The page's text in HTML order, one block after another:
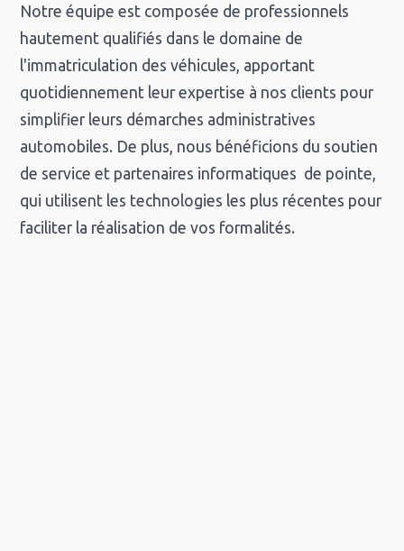
Notre équipe est composée de professionnels
hautement qualifiés dans le domaine de
l'immatriculation des véhicules, apportant
quotidiennement leur expertise à nos clients pour
simplifier leurs démarches administratives
automobiles. De plus, nous bénéficions du soutien
de service et partenaires informatiques de pointe,
qui utilisent les technologies les plus récentes pour
faciliter la réalisation de vos formalités.